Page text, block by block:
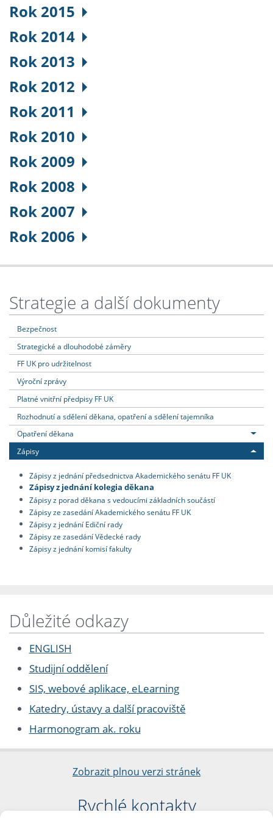
Rok 2015
Rok 2014
Rok 2013
Rok 2012
Rok 2011
Rok 2010
Rok 2009
Rok 2008
Rok 2007
Rok 2006
Strategie a další dokumenty
Bezpečnost
Strategické a dlouhodobé záměry
FF UK pro udržitelnost
Výroční zprávy
Platné vnitřní předpisy FF UK
Rozhodnutí a sdělení děkana, opatření a sdělení tajemníka
Opatření děkana
Zápisy
Zápisy z jednání předsednictva Akademického senátu FF UK
Zápisy z jednání kolegia děkana
Zápisy z porad děkana s vedoucími základních součástí
Zápisy ze zasedání Akademického senátu FF UK
Zápisy z jednání Ediční rady
Zápisy ze zasedání Vědecké rady
Zápisy z jednání komisí fakulty
Důležité odkazy
ENGLISH
Studijní oddělení
SIS, webové aplikace, eLearning
Katedry, ústavy a další pracoviště
Harmonogram ak. roku
Zobrazit plnou verzi stránek
Rychlé kontakty